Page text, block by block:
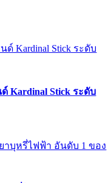
Kardinal Stick ระดับ